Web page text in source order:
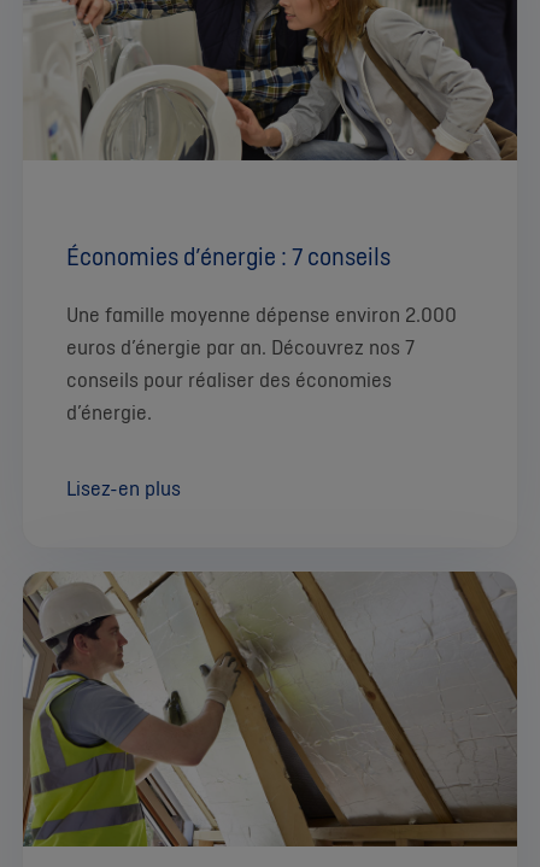
Économies d’énergie : 7 conseils
Une famille moyenne dépense environ 2.000
euros d’énergie par an. Découvrez nos 7
conseils pour réaliser des économies
d’énergie.
Lisez-en plus